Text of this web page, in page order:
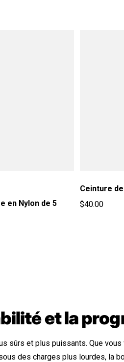
en Nylon de 5
Ceinture
$40.00
et la
sûrs et plus puissants. Que
des charges plus lourdes, la